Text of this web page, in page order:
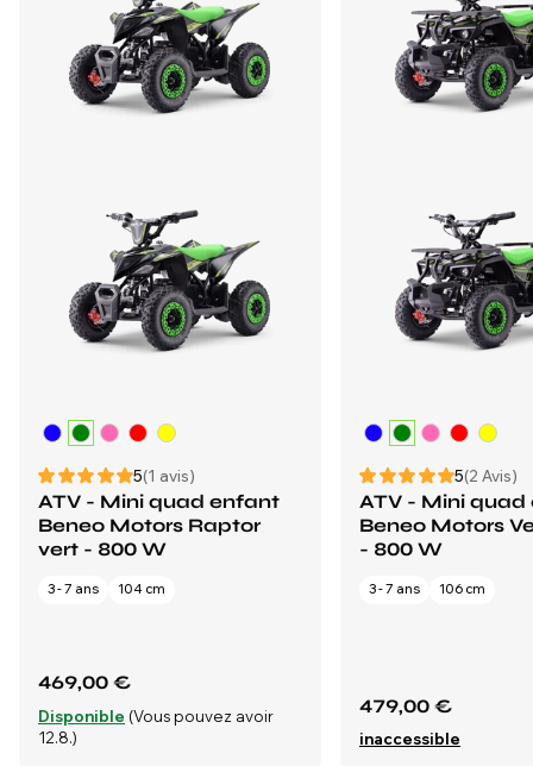
5(1 avis)
ATV - Mini quad enfant
Beneo Motors Raptor
vert - 800 W
3 - 7 ans 104 cm
469,00 €
Disponible (Vous pouvez avoir
12.8.)
5(2 Avis)
ATV - Mini
Beneo Motors
- 800 W
3 - 7 ans 106 cm
479,00 €
inaccessible